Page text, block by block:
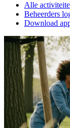
Alle
Beheerders
Download